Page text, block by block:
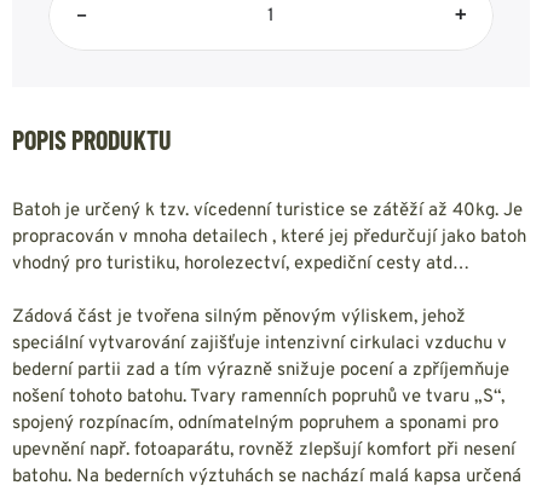
– +
POPIS PRODUKTU
Batoh je určený k tzv. vícedenní turistice se zátěží až 40kg. Je
propracován v mnoha detailech , které jej předurčují jako batoh
vhodný pro turistiku, horolezectví, expediční cesty atd…
Zádová část je tvořena silným pěnovým výliskem, jehož
speciální vytvarování zajišťuje intenzivní cirkulaci vzduchu v
bederní partii zad a tím výrazně snižuje pocení a zpříjemňuje
nošení tohoto batohu. Tvary ramenních popruhů ve tvaru „S“,
spojený rozpínacím, odnímatelným popruhem a sponami pro
upevnění např. fotoaparátu, rovněž zlepšují komfort při nesení
batohu. Na bederních výztuhách se nachází malá kapsa určená